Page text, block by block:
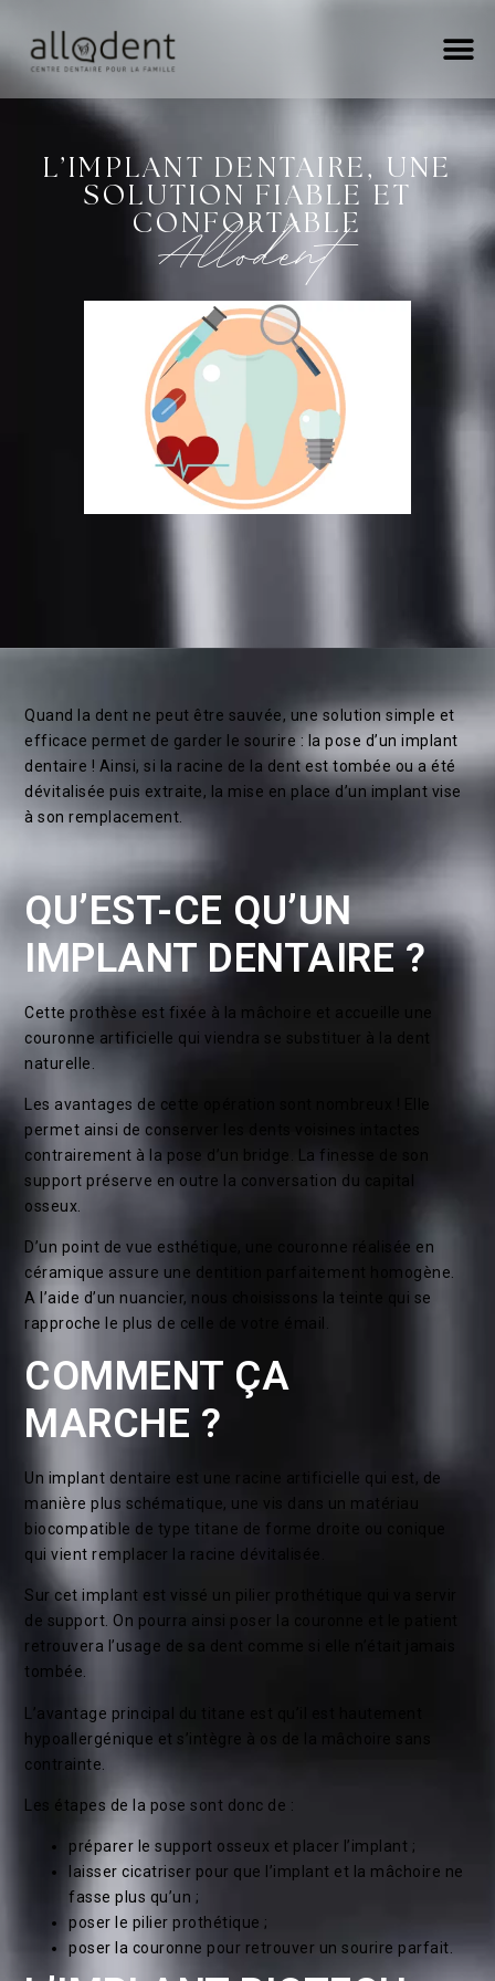
L’IMPLANT DENTAIRE, UNE
SOLUTION FIABLE ET
CONFORTABLE
Allodent
Quand la dent ne peut être sauvée, une solution simple et
efficace permet de garder le sourire : la pose d’un implant
dentaire ! Ainsi, si la racine de la dent est tombée ou a été
dévitalisée puis extraite, la mise en place d’un implant vise
à son remplacement.
QU’EST-CE QU’UN
IMPLANT DENTAIRE ?
Cette prothèse est fixée à la mâchoire et accueille une
couronne artificielle qui viendra se substituer à la dent
naturelle.
Les avantages de cette opération sont nombreux ! Elle
permet ainsi de conserver les dents voisines intactes
contrairement à la pose d’un bridge. La finesse de son
support préserve en outre la conversation du capital
osseux.
D’un point de vue esthétique, une couronne réalisée en
céramique assure une dentition parfaitement homogène.
A l’aide d’un nuancier, nous choisissons la teinte qui se
rapproche le plus de celle de votre émail.
COMMENT ÇA
MARCHE ?
Un implant dentaire est une racine artificielle qui est, de
manière plus schématique, une vis dans un matériau
biocompatible de type titane de forme droite ou conique
qui vient remplacer la racine dévitalisée.
Sur cet implant est vissé un pilier prothétique qui va servir
de support. On pourra ainsi poser la couronne et le patient
retrouvera l’usage de sa dent comme si elle n’était jamais
tombée.
L’avantage principal du titane est qu’il est hautement
hypoallergénique et s’intègre à os de la mâchoire sans
contrainte.
Les étapes de la pose sont donc de :
préparer le support osseux et placer l’implant ;
laisser cicatriser pour que l’implant et la mâchoire ne
fasse plus qu’un ;
poser le pilier prothétique ;
poser la couronne pour retrouver un sourire parfait.